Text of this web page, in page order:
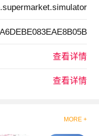
查看详情
查看详情
MORE +